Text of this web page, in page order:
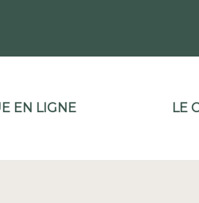
EN LIGNE LE